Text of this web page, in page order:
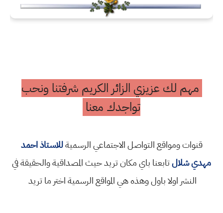
مهم لك عزيزي الزائر الكريم شرفتنا ونحب
تواجدك معنا
قنوات ومواقع التواصل الاجتماعي الرسميةللاستاذ احمد
مهدي شلالتابعنا باي مكان تريد حيث المصداقية والحقيقة في
النشر اولا باول وهذه هي المواقع الرسمية اختر ما تريد